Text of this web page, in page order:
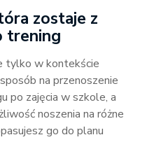
zostaje z
trening
tylko w kontekście
na przenoszenie
po zajęcia w szkole, a
noszenia na różne
go do planu